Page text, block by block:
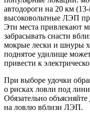
автодороги на 20 км
высоковольтные ЛЭП
Эти места привлекают
забрасывать снасти
мокрые лески и шнуры
поднятое удилище
привести к
При выборе удочки
о рисках ловли под
Обязательно
на ловлю вблизи ЛЭП.